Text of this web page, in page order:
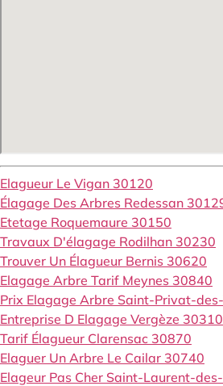
Elagueur Le Vigan 30120
Élagage Des Arbres Redessan
Etetage Roquemaure 30150
Travaux D'élagage Rodilhan 30230
Trouver Un Élagueur Bernis 30620
Elagage Arbre Tarif Meynes 30840
Prix Elagage Arbre Saint-Privat-
Entreprise D Elagage Vergèze 30310
Tarif Élagueur Clarensac 30870
Elaguer Un Arbre Le Cailar 30740
Elageur Pas Cher Saint-Laurent-